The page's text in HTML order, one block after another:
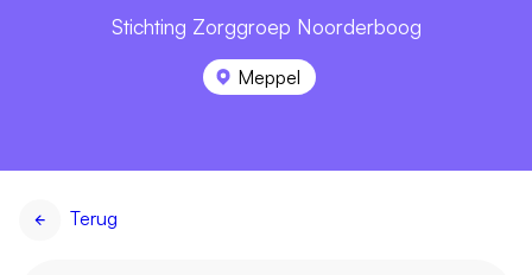
Stichting Zorggroep Noorderboog
Meppel
Terug